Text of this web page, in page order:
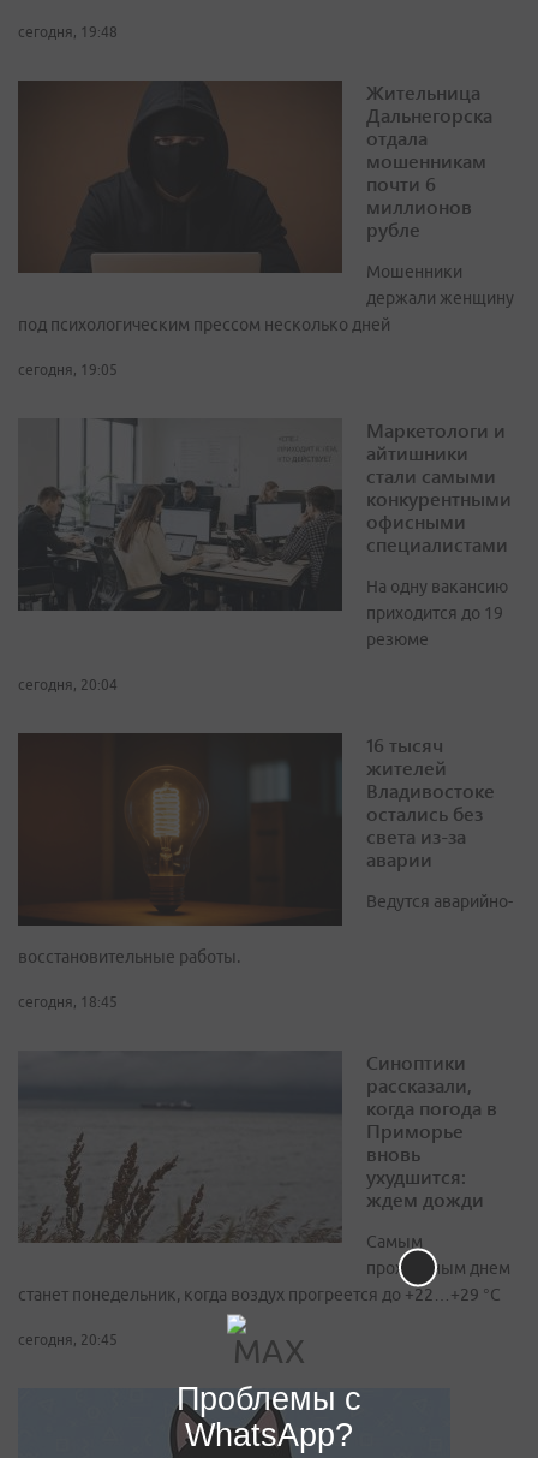
сегодня, 19:48
Жительница
Дальнегорска
отдала
мошенникам
почти 6
миллионов
рубле
Мошенники
держали женщину
под психологическим прессом несколько дней
сегодня, 19:05
Маркетологи и
айтишники
стали самыми
конкурентными
офисными
специалистами
На одну вакансию
приходится до 19
резюме
сегодня, 20:04
16 тысяч
жителей
Владивостоке
остались без
света из-за
аварии
Ведутся аварийно-
восстановительные работы.
сегодня, 18:45
Синоптики
рассказали,
когда погода в
Приморье
вновь
ухудшится:
ждем дожди
Самым
прохладным днем
станет понедельник, когда воздух прогреется до +22…+29 °С
сегодня, 20:45
Проблемы с
WhatsApp?